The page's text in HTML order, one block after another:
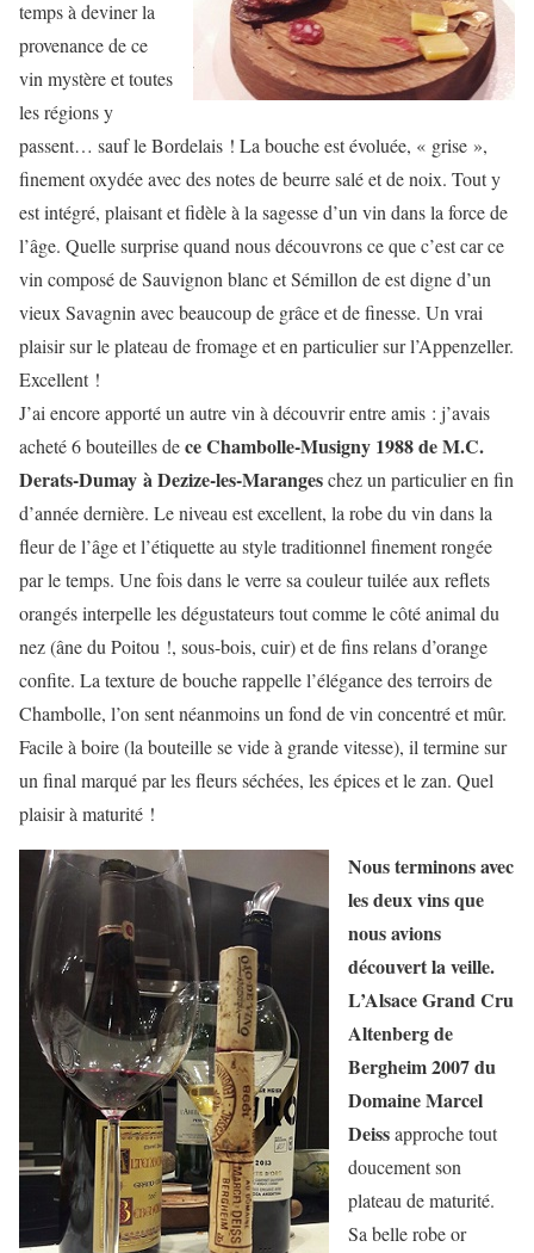
temps à deviner la
provenance de ce
vin mystère et toutes
les régions y
passent… sauf le Bordelais ! La bouche est évoluée, « grise »,
finement oxydée avec des notes de beurre salé et de noix. Tout y
est intégré, plaisant et fidèle à la sagesse d’un vin dans la force de
l’âge. Quelle surprise quand nous découvrons ce que c’est car ce
vin composé de Sauvignon blanc et Sémillon de est digne d’un
vieux Savagnin avec beaucoup de grâce et de finesse. Un vrai
plaisir sur le plateau de fromage et en particulier sur l’Appenzeller.
Excellent !
J’ai encore apporté un autre vin à découvrir entre amis : j’avais
acheté 6 bouteilles dece Chambolle-Musigny 1988 de M.C.
Derats-Dumay à Dezize-les-Marangeschez un particulier en fin
d’année dernière. Le niveau est excellent, la robe du vin dans la
fleur de l’âge et l’étiquette au style traditionnel finement rongée
par le temps. Une fois dans le verre sa couleur tuilée aux reflets
orangés interpelle les dégustateurs tout comme le côté animal du
nez (âne du Poitou !, sous-bois, cuir) et de fins relans d’orange
confite. La texture de bouche rappelle l’élégance des terroirs de
Chambolle, l’on sent néanmoins un fond de vin concentré et mûr.
Facile à boire (la bouteille se vide à grande vitesse), il termine sur
un final marqué par les fleurs séchées, les épices et le zan. Quel
plaisir à maturité !
Nous terminons avec
les deux vins que
nous avions
découvert la veille.
L’Alsace Grand Cru
Altenberg de
Bergheim 2007 du
Domaine Marcel
Deissapproche tout
doucement son
plateau de maturité.
Sa belle robe or